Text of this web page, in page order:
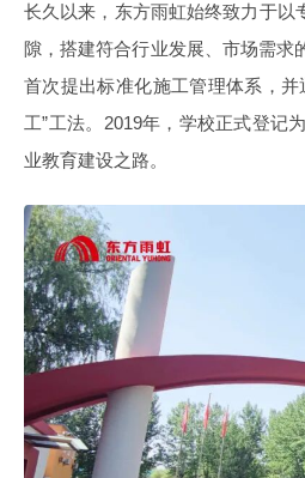
长久以来，东方雨虹始终致力于以
隙，搭建符合行业发展、市场需求
首次提出标准化施工管理体系，
工”工法。2019年，学校正式登记
业教育建设之路。